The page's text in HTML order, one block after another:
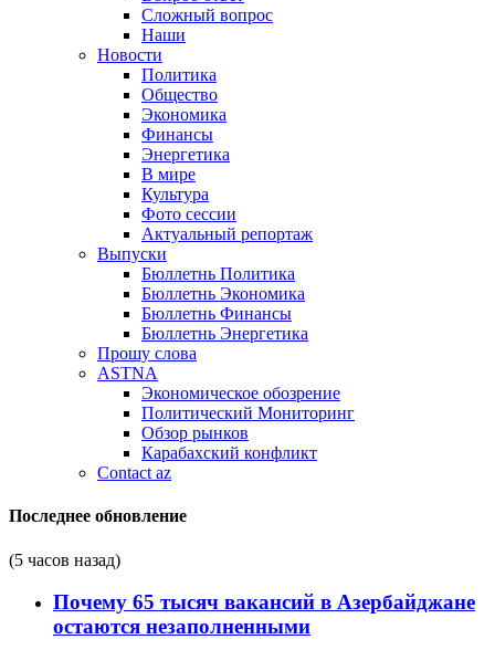
Сложный вопрос
Наши
Новости
Политика
Общество
Экономика
Финансы
Энергетика
В мире
Культура
Фото сессии
Актуальный репортаж
Выпуски
Бюллетнь Политика
Бюллетнь Экономика
Бюллетнь Финансы
Бюллетнь Энергетика
Прошу слова
ASTNA
Экономическое обозрение
Политический Мониторинг
Обзор рынков
Карабахский конфликт
Contact az
Последнее обновление
(5 часов назад)
Почему 65 тысяч вакансий в Азербайджане
остаются незаполненными